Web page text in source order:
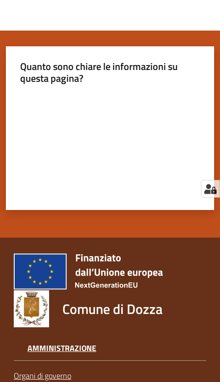
Quanto sono chiare le informazioni su
questa pagina?
Comune di Dozza
AMMINISTRAZIONE
Organi di governo